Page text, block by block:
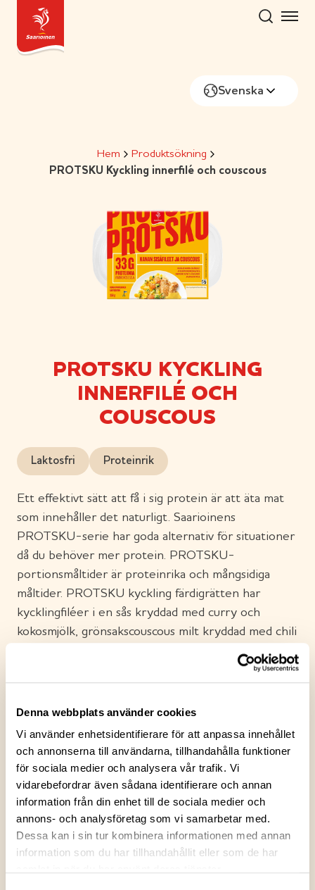
Denna webbplats använder cookies
Vi använder enhetsidentifierare för att anpassa innehållet
och annonserna till användarna, tillhandahålla funktioner
för sociala medier och analysera vår trafik. Vi
vidarebefordrar även sådana identifierare och annan
information från din enhet till de sociala medier och
annons- och analysföretag som vi samarbetar med.
Dessa kan i sin tur kombinera informationen med annan
information som du har tillhandahållit eller som de har
content
Svenska
Hem
Produktsökning
PROTSKU Kyckling innerfilé och couscous
PROTSKU KYCKLING
INNERFILÉ OCH
COUSCOUS
Laktosfri Proteinrik
Ett effektivt sätt att få i sig protein är att äta mat
som innehåller det naturligt. Saarioinens
PROTSKU-serie har goda alternativ för situationer
då du behöver mer protein. PROTSKU-
portionsmåltider är proteinrika och mångsidiga
måltider. PROTSKU kyckling färdigrätten har
kycklingfiléer i en sås kryddad med curry och
kokosmjölk, grönsakscouscous milt kryddad med chili
och mangochutney. Smakrik och enkel PROTSKU i
form av en smakrik rätt. Finskt kycklingkött.
Ingredienser
Näringsvärden